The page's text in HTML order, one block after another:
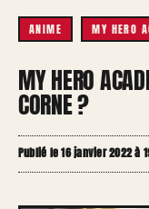
ANIME MY HERO
MY HERO
CORNE ?
Publié le 16 janvier 2022 à